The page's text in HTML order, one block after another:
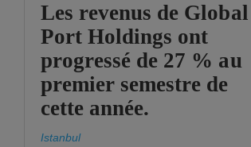
Les revenus de Global
Port Holdings ont
progressé de 27 % au
premier semestre de
cette année.
Istanbul